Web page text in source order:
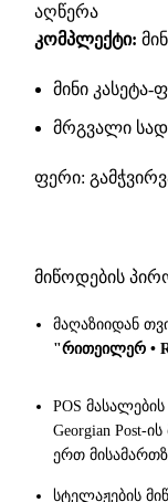
აღწერა
კომპლექტი:
მინი კასეტა-
მრგვალი
ფერი:
მიწოდების
მაღაზიიდან
"რითეილერ •
POS
Georgian Post-
ერთ
სტელაჟების